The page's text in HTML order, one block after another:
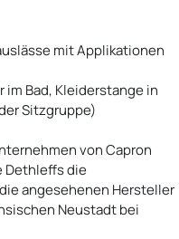
mit Applikationen
im Bad, Kleiderstange in
Sitzgruppe)
von Capron
Dethleffs die
angesehenen Hersteller
Neustadt bei